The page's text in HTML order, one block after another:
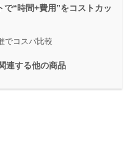
“時間+費用”をコストカッ
でコスパ比較
連する他の商品